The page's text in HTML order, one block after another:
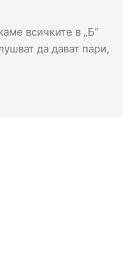
всичките в „Б“
да дават пари,